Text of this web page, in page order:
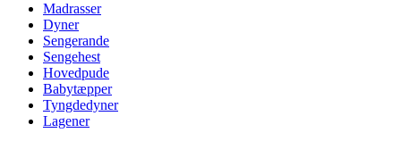
Madrasser
Dyner
Sengerande
Sengehest
Hovedpude
Babytæpper
Tyngdedyner
Lagener